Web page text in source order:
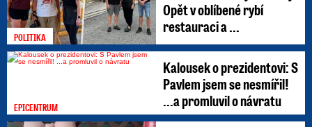
POLITIKA
Opět v oblíbené rybí
restauraci a ...
EPICENTRUM
Kalousek o prezidentovi: S
Pavlem jsem se nesmířil!
...a promluvil o návratu